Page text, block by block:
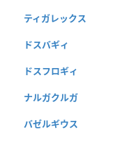
ティガレックス
ドスバギィ
ドスフロギィ
ナルガクルガ
バゼルギウス